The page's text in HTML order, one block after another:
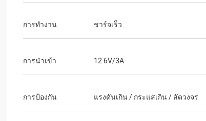
การทำงาน ชาร์จเร็ว
การนําเข้า 12.6V/3A
การป้องกัน แรงดันเกิน / กระแสเกิน / ลัดวงจร